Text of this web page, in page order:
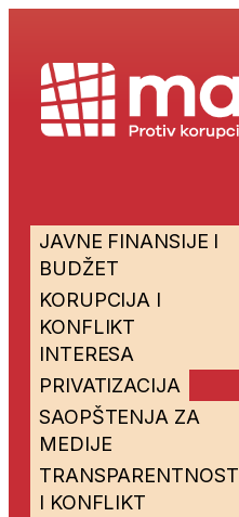
JAVNE FINANSIJE I
BUDŽET
KORUPCIJA I
KONFLIKT
INTERESA
PRIVATIZACIJA
SAOPŠTENJA ZA
MEDIJE
TRANSPARENTNOST
I KONFLIKT